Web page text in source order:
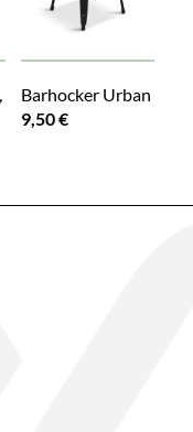
Barhocker Urban
9,50 €